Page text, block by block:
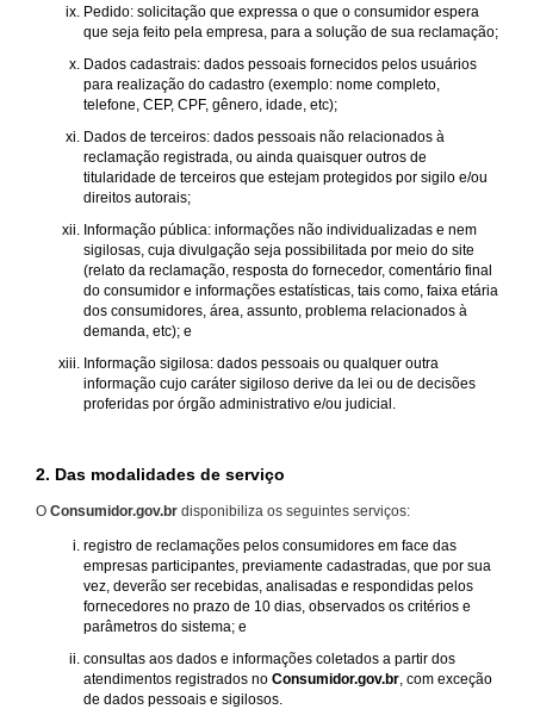
Pedido: solicitação que expressa o que o consumidor espera
que seja feito pela empresa, para a solução de sua reclamação;
Dados cadastrais: dados pessoais fornecidos pelos usuários
para realização do cadastro (exemplo: nome completo,
telefone, CEP, CPF, gênero, idade, etc);
Dados de terceiros: dados pessoais não relacionados à
reclamação registrada, ou ainda quaisquer outros de
titularidade de terceiros que estejam protegidos por sigilo e/ou
direitos autorais;
Informação pública: informações não individualizadas e nem
sigilosas, cuja divulgação seja possibilitada por meio do site
(relato da reclamação, resposta do fornecedor, comentário final
do consumidor e informações estatísticas, tais como, faixa etária
dos consumidores, área, assunto, problema relacionados à
demanda, etc); e
Informação sigilosa: dados pessoais ou qualquer outra
informação cujo caráter sigiloso derive da lei ou de decisões
proferidas por órgão administrativo e/ou judicial.
2. Das modalidades de serviço
O Consumidor.gov.br disponibiliza os seguintes serviços:
registro de reclamações pelos consumidores em face das
empresas participantes, previamente cadastradas, que por sua
vez, deverão ser recebidas, analisadas e respondidas pelos
fornecedores no prazo de 10 dias, observados os critérios e
parâmetros do sistema; e
consultas aos dados e informações coletados a partir dos
atendimentos registrados no Consumidor.gov.br , com exceção
de dados pessoais e sigilosos.